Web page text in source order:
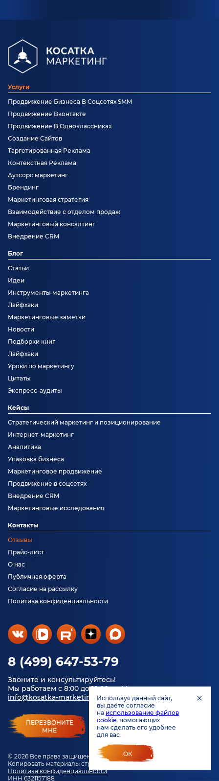
8 (499) 647-53-79
Звоните и консультируйтесь!
Мы работаем с 8:00 до 18:00 по Москве.
info@kosatka-marketing.ru
ПЕРЕЗВОНИТЕ
МНЕ
© 2026 Все права защищены.
Копировать материалы строго запрещено.
Политика конфиденциальности
ИНН 6321157188
Услуги
Продвижение Бизнеса В Соцсетях SMM
Продвижение Вконтакте
Продвижение В Одноклассниках
Создание Сайтов
Таргетированная Реклама
Контекстная Реклама
Аутсорс маркетинг
Брендинг
Маркетинговая стратегия
Взаимодействие с отделом продаж
Маркетинговый консалтинг
Внедрение CRM
Блог
Статьи
Идеи
Инструменты маркетинга
Лайфхаки
Маркетинговые заметки
Новости
Подборки книг
Лайфхаки
Уроки по маркетингу
Цитаты
Экспресс-аудиты
Кейсы
Стратегический маркетинг и позиционирование
Интернет-маркетинг
Аналитика
Упаковка бизнеса
Маркетинговое продвижение
Продвижение в соцсетях
Внедрение CRM
Маркетинговые исследования
Контакты
Отзывы
Прайс-лист
О нас
Публичная оферта
Согласие на рассылку
Политика конфиденциальности
Используя данный сайт,
вы даёте согласие
на использование файлов
cookie, помогающих
нам сделать его удобнее
для вас
ОК